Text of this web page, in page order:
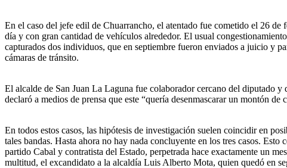
En el caso del jefe edil de Chuarrancho, el atentado fue cometido el 26
día y con gran cantidad de vehículos alrededor. El usual
capturados dos individuos, que en septiembre fueron enviados a juicio y
cámaras de tránsito.
El alcalde de San Juan La Laguna fue colaborador cercano del diputado
declaró a medios de prensa que este “quería desenmascarar un montón
En todos estos casos, las hipótesis de investigación suelen coincidir en
tales bandas. Hasta ahora no hay nada concluyente en los tres casos.
partido Cabal y contratista del Estado, perpetrada hace exactamente un
multitud, el excandidato a la alcaldía Luis Alberto Mota, quien quedó en